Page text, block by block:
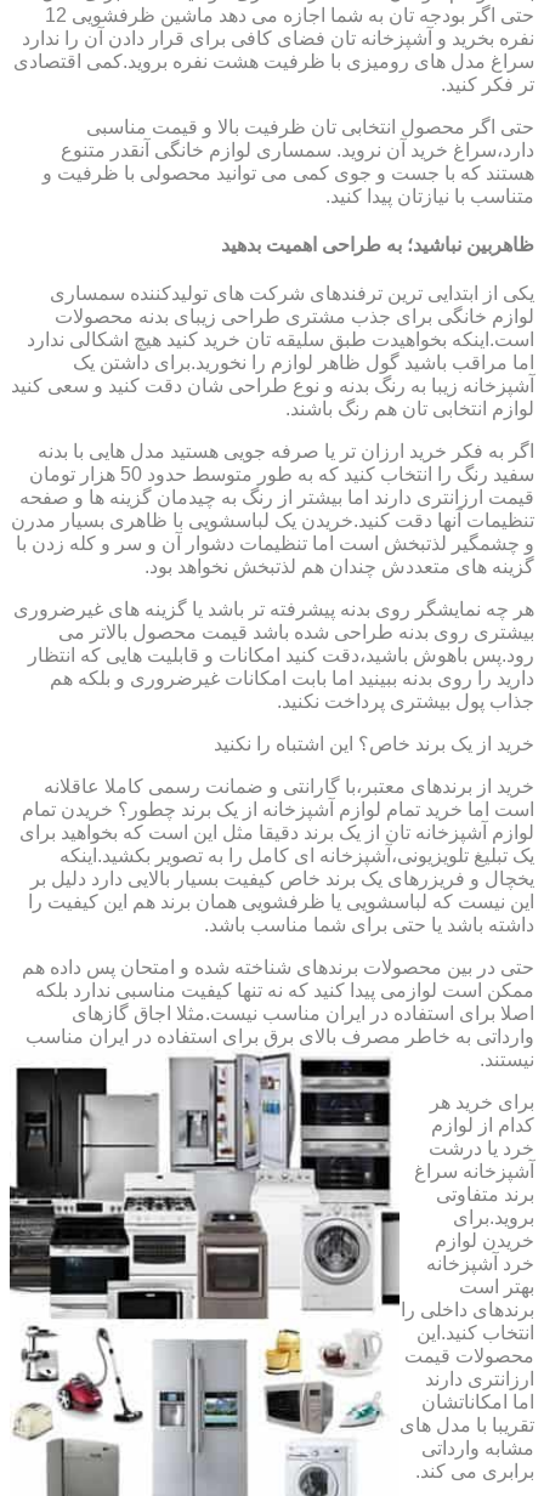
حتی اگر بودجه تان به شما اجازه می دهد ماشین ظرفشویی 12
نفره بخرید و آشپزخانه تان فضای کافی برای قرار دادن آن را ندارد
سراغ مدل های رومیزی با ظرفیت هشت نفره بروید.کمی اقتصادی
تر فکر کنید.
حتی اگر محصول انتخابی تان ظرفیت بالا و قیمت مناسبی
دارد،سراغ خرید آن نروید. سمساری لوازم خانگی آنقدر متنوع
هستند که با جست و جوی کمی می توانید محصولی با ظرفیت و
متناسب با نیازتان پیدا کنید.
ظاهربین نباشید؛ به طراحی اهمیت بدهید
یکی از ابتدایی ترین ترفندهای شرکت های تولیدکننده سمساری
لوازم خانگی برای جذب مشتری طراحی زیبای بدنه محصولات
است.اینکه بخواهیدت طبق سلیقه تان خرید کنید هیچ اشکالی ندارد
اما مراقب باشید گول ظاهر لوازم را نخورید.برای داشتن یک
آشپزخانه زیبا به رنگ بدنه و نوع طراحی شان دقت کنید و سعی کنید
لوازم انتخابی تان هم رنگ باشند.
اگر به فکر خرید ارزان تر یا صرفه جویی هستید مدل هایی با بدنه
سفید رنگ را انتخاب کنید که به طور متوسط حدود 50 هزار تومان
قیمت ارزانتری دارند اما بیشتر از رنگ به چیدمان گزینه ها و صفحه
تنظیمات آنها دقت کنید.خریدن یک لباسشویی با ظاهری بسیار مدرن
و چشمگیر لذتبخش است اما تنظیمات دشوار آن و سر و کله زدن با
گزینه های متعددش چندان هم لذتبخش نخواهد بود.
هر چه نمایشگر روی بدنه پیشرفته تر باشد یا گزینه های غیرضروری
بیشتری روی بدنه طراحی شده باشد قیمت محصول بالاتر می
رود.پس باهوش باشید،دقت کنید امکانات و قابلیت هایی که انتظار
دارید را روی بدنه ببینید اما بابت امکانات غیرضروری و بلکه هم
جذاب پول بیشتری پرداخت نکنید.
خرید از یک برند خاص؟ این اشتباه را نکنید
خرید از برندهای معتبر،با گارانتی و ضمانت رسمی کاملا عاقلانه
است اما خرید تمام لوازم آشپزخانه از یک برند چطور؟ خریدن تمام
لوازم آشپزخانه تان از یک برند دقیقا مثل این است که بخواهید برای
یک تبلیغ تلویزیونی،آشپزخانه ای کامل را به تصویر بکشید.اینکه
یخچال و فریزرهای یک برند خاص کیفیت بسیار بالایی دارد دلیل بر
این نیست که لباسشویی یا ظرفشویی همان برند هم این کیفیت را
داشته باشد یا حتی برای شما مناسب باشد.
حتی در بین محصولات برندهای شناخته شده و امتحان پس داده هم
ممکن است لوازمی پیدا کنید که نه تنها کیفیت مناسبی ندارد بلکه
اصلا برای استفاده در ایران مناسب نیست.مثلا اجاق گازهای
وارداتی به خاطر مصرف بالای برق برای استفاده در ایران مناسب
نیستند.
برای خرید هر
کدام از لوازم
خرد یا درشت
آشپزخانه سراغ
برند متفاوتی
بروید.برای
خریدن لوازم
خرد آشپزخانه
بهتر است
برندهای داخلی را
انتخاب کنید.این
محصولات قیمت
ارزانتری دارند
اما امکاناتشان
تقریبا با مدل های
مشابه وارداتی
برابری می کند.